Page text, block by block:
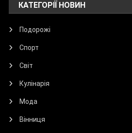
КАТЕГОРІЇ НОВИН
Подорожі
Спорт
Світ
Кулінарія
Мода
Вінниця